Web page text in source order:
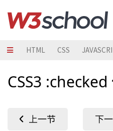
HTML CSS
CSS3 :checked